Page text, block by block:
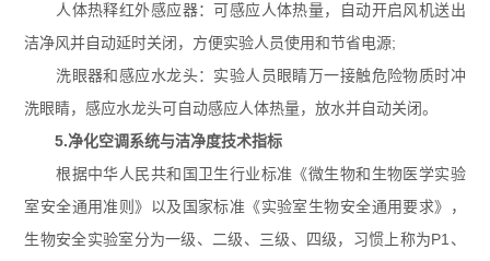
人体热释红外感应器：可感应人体热量，自动开启风机送出
洁净风并自动延时关闭，方便实验人员使用和节省电源;
洗眼器和感应水龙头：实验人员眼睛万一接触危险物质时冲
洗眼睛，感应水龙头可自动感应人体热量，放水并自动关闭。
5.净化空调系统与洁净度技术指标
根据中华人民共和国卫生行业标准《微生物和生物医学实验
室安全通用准则》以及国家标准《实验室生物安全通用要求》，
生物安全实验室分为一级、二级、三级、四级，习惯上称为P1、